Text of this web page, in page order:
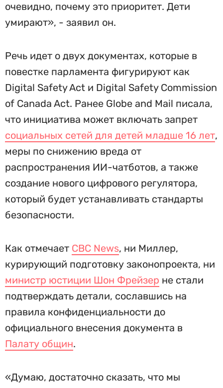
очевидно, почему это приоритет. Дети
умирают», - заявил он.
Речь идет о двух документах, которые в
повестке парламента фигурируют как
Digital Safety Act и Digital Safety Commission
of Canada Act. Ранее Globe and Mail писала,
что инициатива может включать запрет
социальных сетей для детей младше 16 лет,
меры по снижению вреда от
распространения ИИ-чатботов, а также
создание нового цифрового регулятора,
который будет устанавливать стандарты
безопасности.
Как отмечает CBC News, ни Миллер,
курирующий подготовку законопроекта, ни
министр юстиции Шон Фрейзер не стали
подтверждать детали, сославшись на
правила конфиденциальности до
официального внесения документа в
Палату общин.
«Думаю, достаточно сказать, что мы